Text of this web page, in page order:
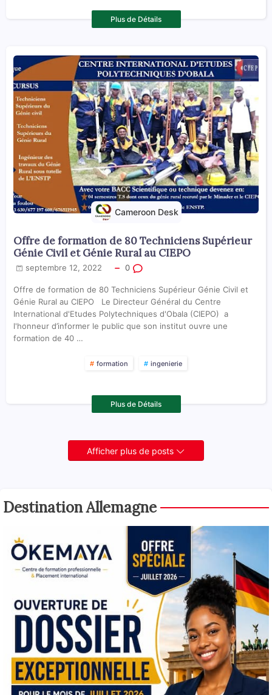
Plus de Détails
Offre de formation de 80 Techniciens Supérieur
Génie Civil et Génie Rural au CIEPO
septembre 12, 2022 0
Offre de formation de 80 Techniciens Supérieur Génie Civil et
Génie Rural au CIEPO Le Directeur Général du Centre
International d'Etudes Polytechniques d'Obala (CIEPO) a
l'honneur d’informer le public que son institut ouvre une
formation de 40 …
formation ingenierie
Cameroon Desk
Plus de Détails
Afficher plus de posts
Destination Allemagne